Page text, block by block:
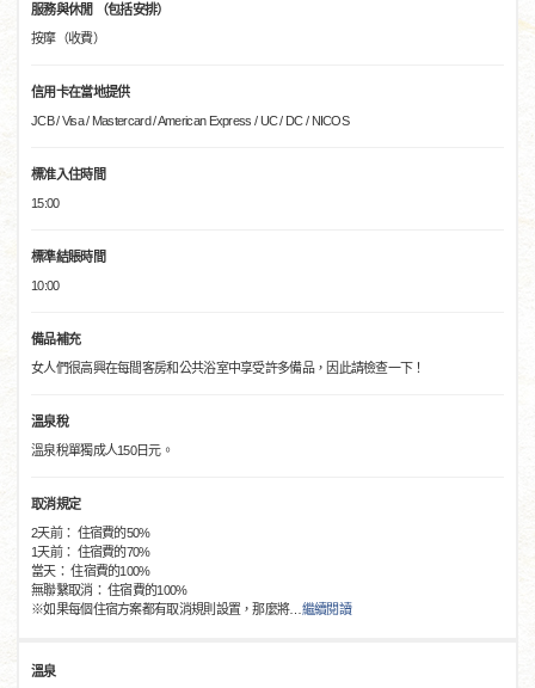
服務與休閒 （包括安排）
按摩（收費）
信用卡在當地提供
JCB / Visa / Mastercard / American Express / UC / DC / NICOS
標准入住時間
15:00
標準結賬時間
10:00
備品補充
女人們很高興在每間客房和公共浴室中享受許多備品，因此請檢查一下！
溫泉稅
溫泉稅單獨成人150日元。
取消規定
2天前： 住宿費的50%
1天前： 住宿費的70%
當天： 住宿費的100%
無聯繫取消： 住宿費的100%
※如果每個住宿方案都有取消規則設置，那麼將… 繼續閱讀
溫泉